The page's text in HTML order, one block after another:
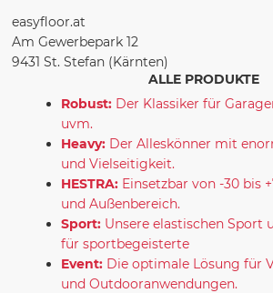
easyfloor.at
Am Gewerbepark 12
9431 St. Stefan (Kärnten)
ALLE PRODUKTE
Robust: Der Klassiker für
uvm.
Heavy: Der Alleskönner mit
und Vielseitigkeit.
HESTRA: Einsetzbar von -30 bis
und Außenbereich.
Sport: Unsere elastischen Sport
für sportbegeisterte
Event: Die optimale Lösung für
und Outdooranwendungen.